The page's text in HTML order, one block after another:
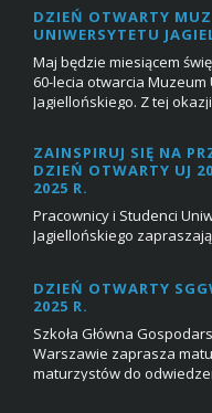
DZIEŃ OTWARTY
UNIWERSYTETU
Maj będzie miesiącem
60-lecia otwarcia
Jagiellońskiego. Z tej
ZAINSPIRUJ SIĘ NA
DZIEŃ OTWARTY UJ
2025 R.
Pracownicy i Studenci
Jagiellońskiego
Jagiellońskim?&n...
DZIEŃ OTWARTY
2025 R.
Szkoła Główna
Warszawie zaprasza
maturzystów do